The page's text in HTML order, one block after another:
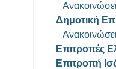
Δημοτική
Επιτροπές
Επιτροπή